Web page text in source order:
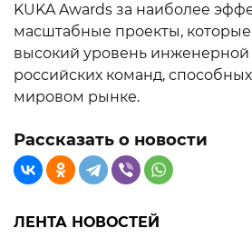
KUKA Awards за наиболее
масштабные проекты,
высокий уровень
российских команд,
мировом рынке.
Рассказать о новости
ЛЕНТА НОВОСТЕЙ